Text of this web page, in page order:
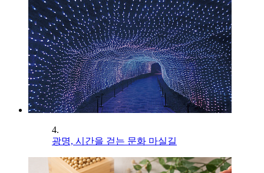
4.
광명, 시간을 걷는 문화 마실길